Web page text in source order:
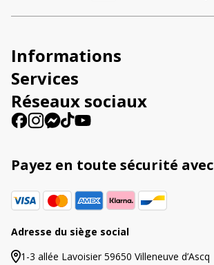
i
e
:
Informations
Services
Réseaux sociaux
Payez en toute sécurité avec
Adresse du siège social
1-3 allée Lavoisier 59650 Villeneuve d’Ascq